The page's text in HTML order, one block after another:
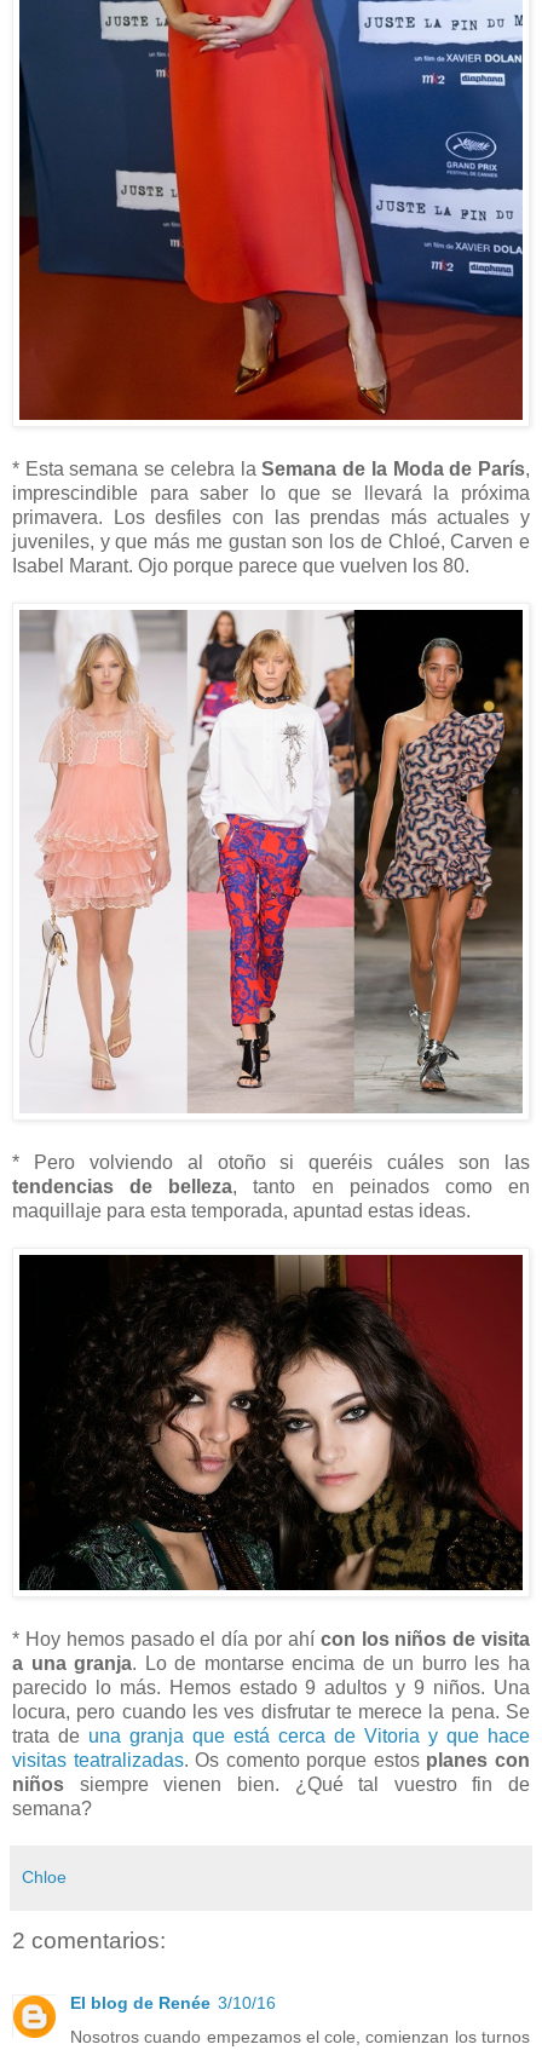
* Esta semana se celebra laSemana de la Moda de París,
imprescindible para saber lo que se llevará la próxima
primavera. Los desfiles con las prendas más actuales y
juveniles, y que más me gustan son los de Chloé, Carven e
Isabel Marant. Ojo porque parece que vuelven los 80.
* Pero volviendo al otoño si queréis cuáles son las
tendencias de belleza, tanto en peinados como en
maquillaje para esta temporada, apuntad estas ideas.
* Hoy hemos pasado el día por ahí con los niños de visita
a una granja. Lo de montarse encima de un burro les ha
parecido lo más. Hemos estado 9 adultos y 9 niños. Una
locura, pero cuando les ves disfrutar te merece la pena. Se
trata de una granja que está cerca de Vitoria y que hace
visitas teatralizadas. Os comento porque estos planes con
niños siempre vienen bien. ¿Qué tal vuestro fin de
semana?
Chloe
2 comentarios:
El blog de Renée 3/10/16
Nosotros cuando empezamos el cole, comienzan los turnos